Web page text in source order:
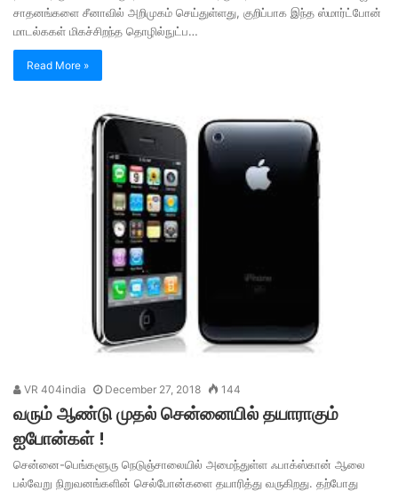
சாதனங்களை சீனாவில் அறிமுகம் செய்துள்ளது, குறிப்பாக இந்த ஸ்மார்ட்போன்
மாடல்ககள் மிகச்சிறந்த தொழில்நுட்ப…
Read More »
VR 404india December 27, 2018 144
வரும் ஆண்டு முதல் சென்னையில் தயாராகும்
ஐபோன்கள் !
சென்னை-பெங்களூரு நெடுஞ்சாலையில் அமைந்துள்ள ஃபாக்ஸ்கான் ஆலை
பல்வேறு நிறுவனங்களின் செல்போன்களை தயாரித்து வருகிறது. தற்போது